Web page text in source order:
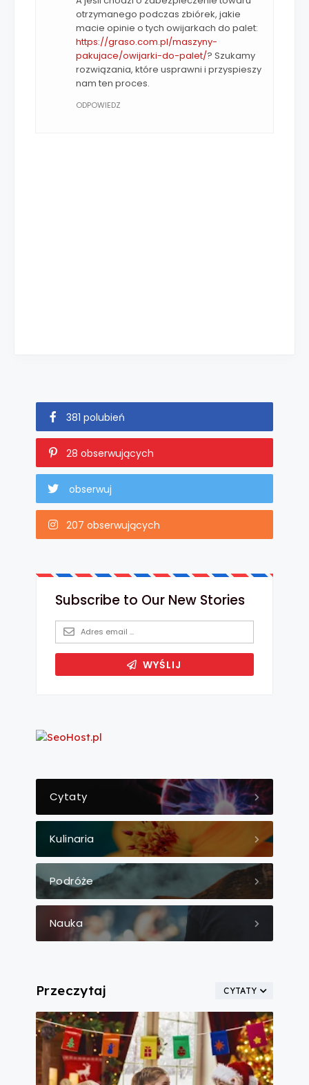
otrzymanego podczas zbiórek, jakie
macie opinie o tych owijarkach do palet:
https://graso.com.pl/maszyny-
pakujace/owijarki-do-palet/? Szukamy
rozwiązania, które usprawni i przyspieszy
nam ten proces.
ODPOWIEDZ
381 polubień
28 obserwujących
obserwuj
207 obserwujących
Cytaty
Kulinaria
Podróże
Nauka
CYTATY
Przeczytaj